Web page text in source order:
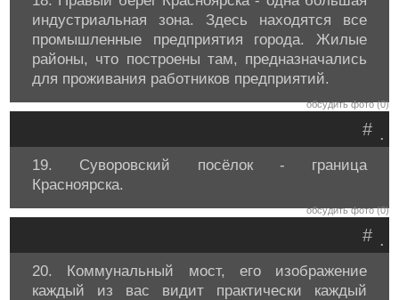
индустриальная зона. Здесь находятся все
промышленные предприятия города. Жилые
районы, что построены там, предназначались
для проживания работников предприятий.
обсудить фото (0)
.
#
19. Суворовский посёлок - граница
Красноярска.
обсудить фото (0)
.
#
20. Коммунальный мост, его изображение
каждый из вас видит практически каждый